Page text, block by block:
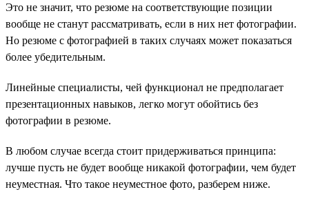
Это не значит, что резюме на соответствующие позиции
вообще не станут рассматривать, если в них нет фотографии.
Но резюме с фотографией в таких случаях может показаться
более убедительным.
Линейные специалисты, чей функционал не предполагает
презентационных навыков, легко могут обойтись без
фотографии в резюме.
В любом случае всегда стоит придерживаться принципа:
лучше пусть не будет вообще никакой фотографии, чем будет
неуместная. Что такое неуместное фото, разберем ниже.